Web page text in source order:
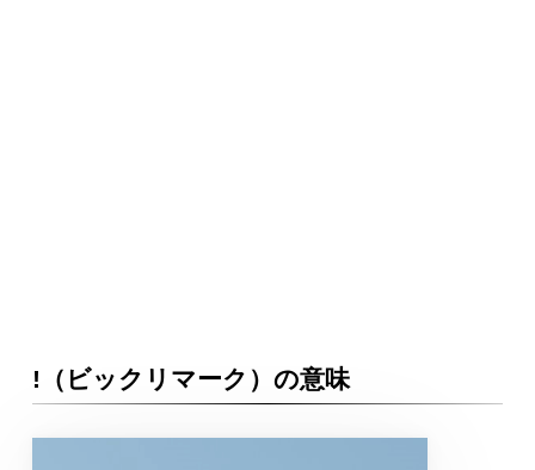
!（ビックリマーク）の意味